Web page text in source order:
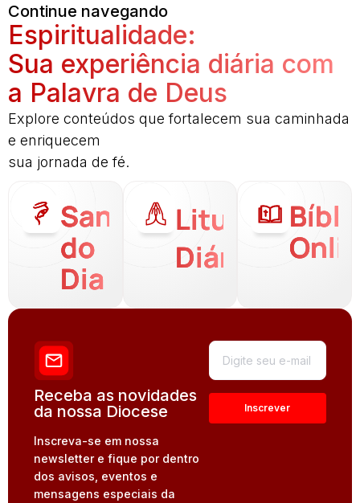
Continue navegando
Espiritualidade:
Sua experiência diária com
a Palavra de Deus
Explore conteúdos que fortalecem sua caminhada
e enriquecem
sua jornada de fé.
Santo
do
Dia
Liturgia
Diária
Receba as novidades
da nossa Diocese
Inscreva-se em nossa
newsletter e fique por dentro
dos avisos, eventos e
mensagens especiais da